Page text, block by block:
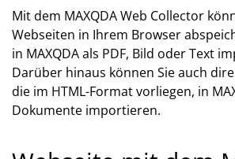
Mit dem MAXQDA Web Collector
Webseiten in Ihrem Browser
in MAXQDA als PDF, Bild oder Text
Darüber hinaus können Sie auch
die im HTML-Format vorliegen, in
Dokumente importieren.